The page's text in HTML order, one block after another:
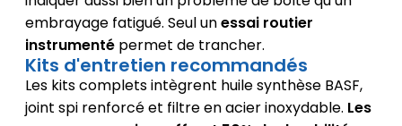
embrayage fatigué. Seul unessai routier
instrumentépermet de trancher.
Kits d'entretien recommandés
Les kits complets intègrent huile synthèse BASF,
joint spi renforcé et filtre en acier inoxydable. Les